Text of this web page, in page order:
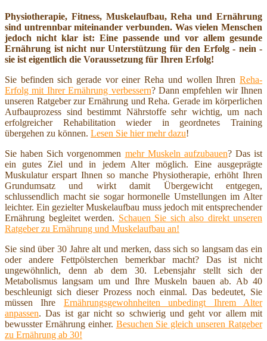
Physiotherapie, Fitness, Muskelaufbau, Reha und Ernährung
sind untrennbar miteinander verbunden. Was vielen Menschen
jedoch nicht klar ist: Eine passende und vor allem gesunde
Ernährung ist nicht nur Unterstützung für den Erfolg - nein -
sie ist eigentlich die Voraussetzung für Ihren Erfolg!
Sie befinden sich gerade vor einer Reha und wollen Ihren Reha-
Erfolg mit Ihrer Ernährung verbessern? Dann empfehlen wir Ihnen
unseren Ratgeber zur Ernährung und Reha. Gerade im körperlichen
Aufbauprozess sind bestimmt Nährstoffe sehr wichtig, um nach
erfolgreicher Rehabilitation wieder in geordnetes Training
übergehen zu können. Lesen Sie hier mehr dazu!
Sie haben Sich vorgenommen mehr Muskeln aufzubauen? Das ist
ein gutes Ziel und in jedem Alter möglich. Eine ausgeprägte
Muskulatur erspart Ihnen so manche Physiotherapie, erhöht Ihren
Grundumsatz und wirkt damit Übergewicht entgegen,
schlussendlich macht sie sogar hormonelle Umstellungen im Alter
leichter. Ein gezielter Muskelaufbau muss jedoch mit entsprechender
Ernährung begleitet werden. Schauen Sie sich also direkt unseren
Ratgeber zu Ernährung und Muskelaufbau an!
Sie sind über 30 Jahre alt und merken, dass sich so langsam das ein
oder andere Fettpölsterchen bemerkbar macht? Das ist nicht
ungewöhnlich, denn ab dem 30. Lebensjahr stellt sich der
Metabolismus langsam um und Ihre Muskeln bauen ab. Ab 40
beschleunigt sich dieser Prozess noch einmal. Das bedeutet, Sie
müssen Ihre Ernährungsgewohnheiten unbedingt Ihrem Alter
anpassen. Das ist gar nicht so schwierig und geht vor allem mit
bewusster Ernährung einher. Besuchen Sie gleich unseren Ratgeber
zu Ernährung ab 30!